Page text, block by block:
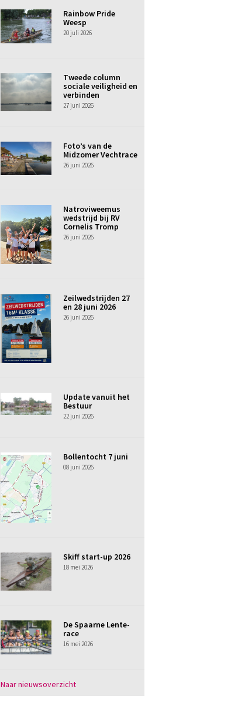
Rainbow Pride
Weesp
20 juli 2026
Tweede column
sociale veiligheid en
verbinden
27 juni 2026
Foto’s van de
Midzomer Vechtrace
26 juni 2026
Natroviweemus
wedstrijd bij RV
Cornelis Tromp
26 juni 2026
Zeilwedstrijden 27
en 28 juni 2026
26 juni 2026
Update vanuit het
Bestuur
22 juni 2026
Bollentocht 7 juni
08 juni 2026
Skiff start-up 2026
18 mei 2026
De Spaarne Lente-
race
16 mei 2026
Naar nieuwsoverzicht